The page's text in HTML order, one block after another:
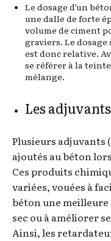
Le dosage d’un
une dalle de forte
volume de ciment
graviers. Le dosage
est donc relative.
se référer à la
mélange.
Les adjuvants
Plusieurs adjuvants
ajoutés au béton
Ces produits
variées, vouées à
béton une meilleure
sec ou à améliorer
Ainsi, les